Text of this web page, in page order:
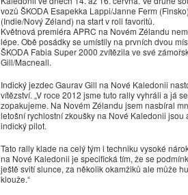
vozů ŠKODA Esapekka Lappi/Janne Ferm
(Indie/Nový Zéland) na start v roli favoritů.
​Květnová premiéra APRC na Novém Zélandu
lépe. Obě posádky se umístily na prvních dvou
ŠKODA Fabia Super 2000 zvítězila ve své
Gill/Macneall.
Indický jezdec Gaurav Gill na Nové Kaledonii
vítězství. „V roce 2012 jsme tuto rally vyhráli a já
zopakujeme. Na Novém Zélandu jsem nasbíral
letošní rychlostní zkoušky na Nové Kaledonii jsou
indický pilot.
Tato rally klade na celý tým i techniku vysoké
na Nové Kaledonii je specifická tím, že se
ještě svití slunce, za několik okamžiků ale může
klouže.“